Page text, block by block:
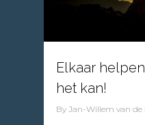
Elkaar
het kan!
By Jan-Willem van de